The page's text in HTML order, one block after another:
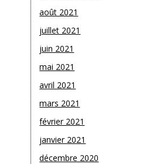
août 2021
juillet 2021
juin 2021
mai 2021
avril 2021
mars 2021
février 2021
janvier 2021
décembre 2020